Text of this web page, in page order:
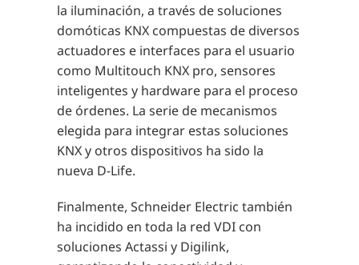
la iluminación, a través de soluciones
domóticas KNX compuestas de diversos
actuadores e interfaces para el usuario
como Multitouch KNX pro, sensores
inteligentes y hardware para el proceso
de órdenes. La serie de mecanismos
elegida para integrar estas soluciones
KNX y otros dispositivos ha sido la
nueva D-Life.
Finalmente, Schneider Electric también
ha incidido en toda la red VDI con
soluciones Actassi y Digilink,